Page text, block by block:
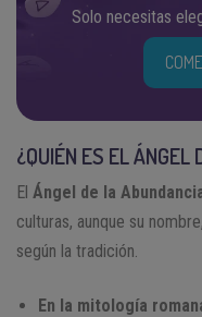
Solo necesitas
¿QUIÉN ES EL ÁNGEL
El Ángel de la
culturas, aunque su
según la tradición.
En la mitología